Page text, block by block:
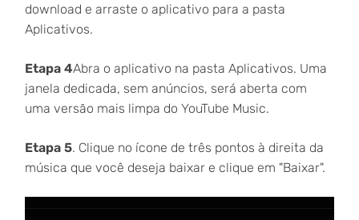
download e arraste o aplicativo para a pasta
Aplicativos.
Etapa 4Abra o aplicativo na pasta Aplicativos. Uma
janela dedicada, sem anúncios, será aberta com
uma versão mais limpa do YouTube Music.
Etapa 5. Clique no ícone de três pontos à direita da
música que você deseja baixar e clique em "Baixar".